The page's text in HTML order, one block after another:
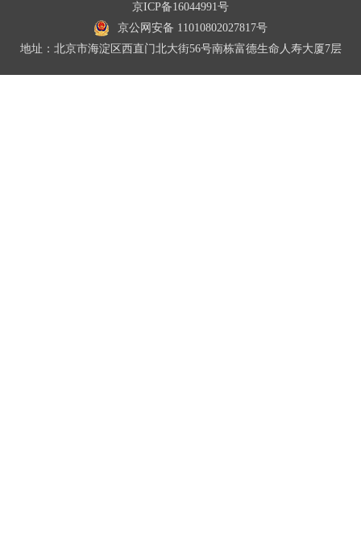
京ICP备16044991号
京公网安备 11010802027817号
地址：北京市海淀区西直门北大街56号南栋富德生命人寿大厦7层